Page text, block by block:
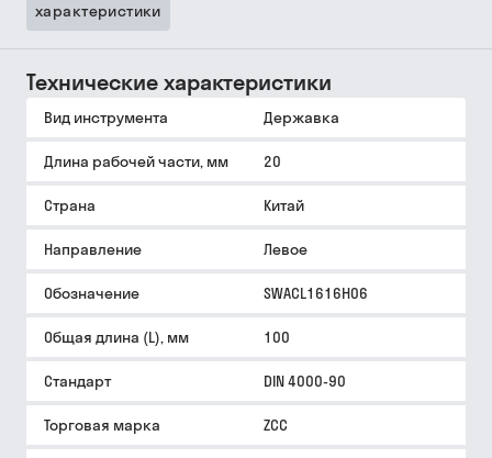
характеристики
Технические характеристики
Вид инструмента Державка
Длина рабочей части, мм 20
Страна Китай
Направление Левое
Обозначение SWACL1616H06
Общая длина (L), мм 100
Стандарт DIN 4000-90
Торговая марка ZCC